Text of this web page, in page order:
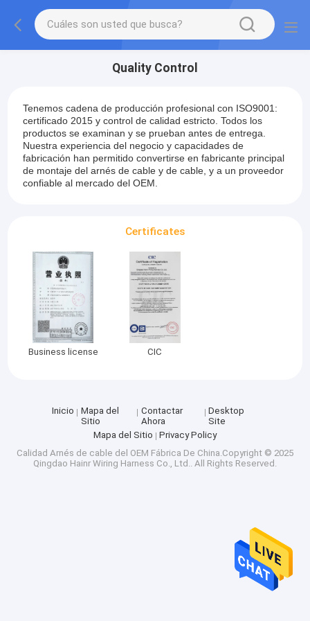
Quality Control
Tenemos cadena de producción profesional con ISO9001:
certificado 2015 y control de calidad estricto. Todos los
productos se examinan y se prueban antes de entrega.
Nuestra experiencia del negocio y capacidades de
fabricación han permitido convertirse en fabricante principal
de montaje del arnés de cable y de cable, y a un proveedor
confiable al mercado del OEM.
Certificates
Business license CIC
Inicio
Mapa del
Sitio
Contactar
Ahora
Desktop
Site
Mapa del Sitio
Privacy Policy
Calidad Arnés de cable del OEM Fábrica De China.Copyright © 2025
Qingdao Hainr Wiring Harness Co., Ltd.. All Rights Reserved.